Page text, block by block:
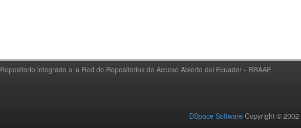
Repositorio integrado a la Red de Repositorios de Acceso Abierto del Ecuador - RRAAE
DSpace Software Copyright ©